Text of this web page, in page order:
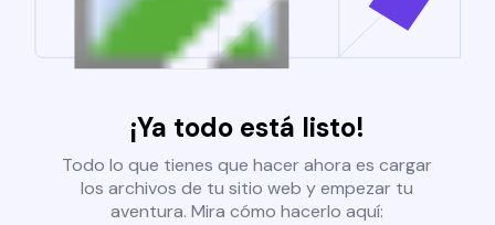
¡Ya todo está listo!
Todo lo que tienes que hacer ahora es cargar
los archivos de tu sitio web y empezar tu
aventura. Mira cómo hacerlo aquí: